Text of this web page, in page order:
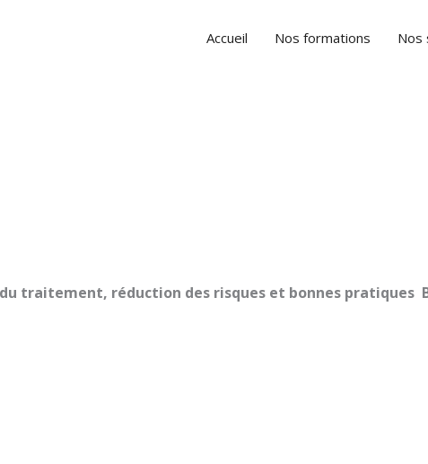
Accueil Nos formations Nos
traitement, réduction des risques et bonnes pratiques